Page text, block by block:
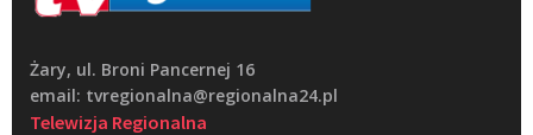
Żary, ul. Broni Pancernej 16
email: tvregionalna@regionalna24.pl
Telewizja Regionalna